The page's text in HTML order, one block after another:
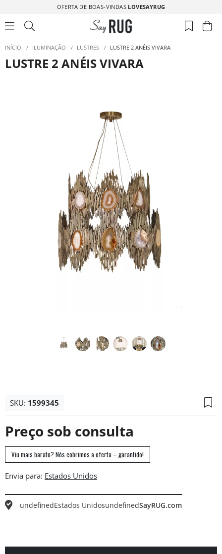
OFERTA DE BOAS-VINDAS LOVESAYRUG
INÍCIO / ILUMINAÇÃO / LUSTRES / LUSTRE 2 ANÉIS VIVARA
LUSTRE 2 ANÉIS VIVARA
SKU: 1599345
Preço sob consulta
Viu mais barato? Nós cobrimos a oferta – garantido!
Envia para:
undefinedEstados UnidosundefinedSayRUG.com